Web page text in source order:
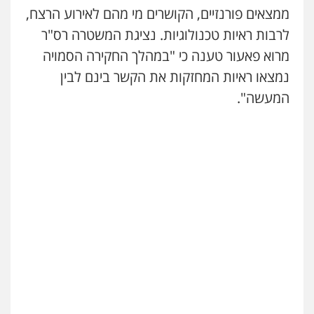
משרד עורכי דין פארס פלאח
פלילי צבאי צווארון לבן והונאה ביטוח לאומי
0549911449
ממצאים פורנזיים, הקושרים מי מהם לאירוע הרצח,
לרבות ראיות טכנולוגיות. נציגת המשטרה רס"ר
מרוא פאעור טענה כי "במהלך החקירה הסמויה
נמצאו ראיות המחזקות את הקשר בינם לבין
המעשה".